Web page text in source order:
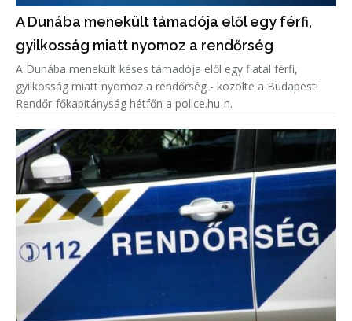
A Dunába menekült támadója elől egy férfi,
gyilkosság miatt nyomoz a rendőrség
A Dunába menekült késes támadója elől egy fiatal férfi,
gyilkosság miatt nyomoz a rendőrség - közölte a Budapesti
Rendőr-főkapitányság hétfőn a police.hu-n.